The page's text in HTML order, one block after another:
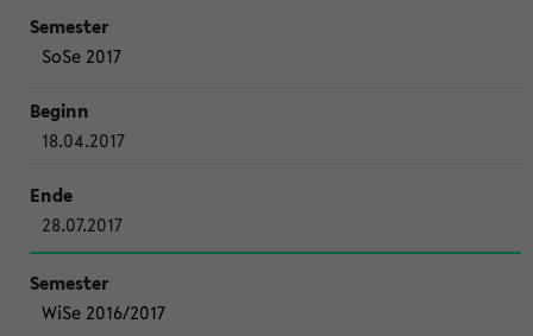
SoSe 2017
18.04.2017
28.07.2017
WiSe 2016/2017